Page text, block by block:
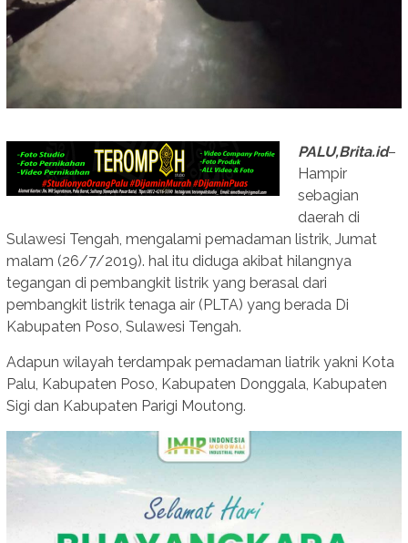
PALU,Brita.id–
Hampir
sebagian
daerah di
Sulawesi Tengah, mengalami pemadaman listrik, Jumat
malam (26/7/2019). hal itu diduga akibat hilangnya
tegangan di pembangkit listrik yang berasal dari
pembangkit listrik tenaga air (PLTA) yang berada Di
Kabupaten Poso, Sulawesi Tengah.
Adapun wilayah terdampak pemadaman liatrik yakni Kota
Palu, Kabupaten Poso, Kabupaten Donggala, Kabupaten
Sigi dan Kabupaten Parigi Moutong.